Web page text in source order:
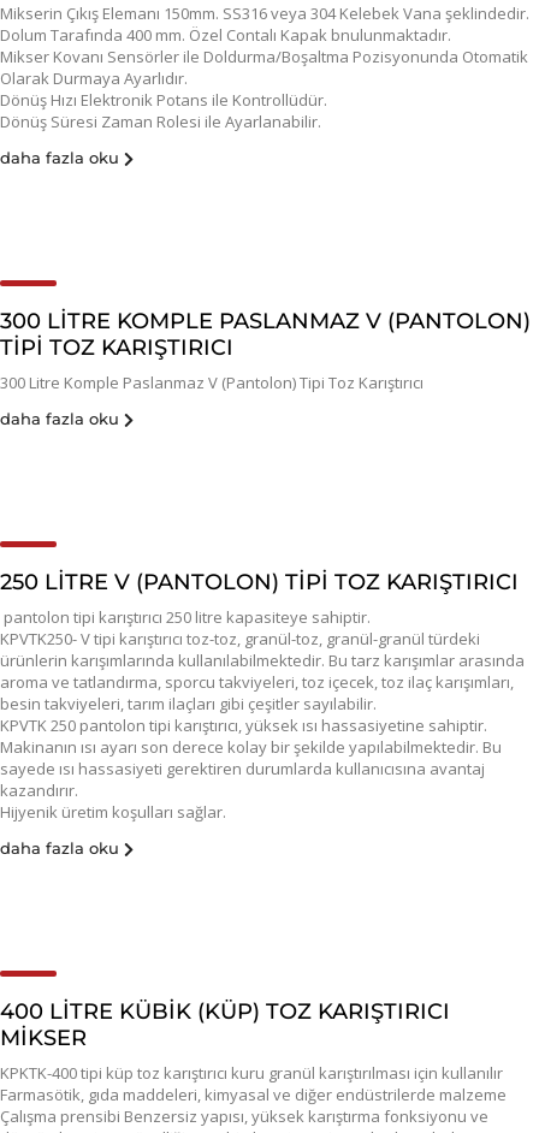
Mikserin Çıkış Elemanı 150mm. SS316 veya 304 Kelebek Vana şeklindedir.
Dolum Tarafında 400 mm. Özel Contalı Kapak bnulunmaktadır.
Mikser Kovanı Sensörler ile Doldurma/Boşaltma Pozisyonunda Otomatik
Olarak Durmaya Ayarlıdır.
Dönüş Hızı Elektronik Potans ile Kontrollüdür.
Dönüş Süresi Zaman Rolesi ile Ayarlanabilir.
daha fazla oku
300 LITRE KOMPLE PASLANMAZ V (PANTOLON)
TIPI TOZ KARIŞTIRICI
300 Litre Komple Paslanmaz V (Pantolon) Tipi Toz Karıştırıcı
daha fazla oku
250 LITRE V (PANTOLON) TIPI TOZ KARIŞTIRICI
pantolon tipi karıştırıcı 250 litre kapasiteye sahiptir.
KPVTK250- V tipi karıştırıcı toz-toz, granül-toz, granül-granül türdeki
ürünlerin karışımlarında kullanılabilmektedir. Bu tarz karışımlar arasında
aroma ve tatlandırma, sporcu takviyeleri, toz içecek, toz ilaç karışımları,
besin takviyeleri, tarım ilaçları gibi çeşitler sayılabilir.
KPVTK 250 pantolon tipi karıştırıcı, yüksek ısı hassasiyetine sahiptir.
Makinanın ısı ayarı son derece kolay bir şekilde yapılabilmektedir. Bu
sayede ısı hassasiyeti gerektiren durumlarda kullanıcısına avantaj
kazandırır.
Hijyenik üretim koşulları sağlar.
daha fazla oku
400 LİTRE KÜBİK (KÜP) TOZ KARIŞTIRICI
MİKSER
KPKTK-400 tipi küp toz karıştırıcı kuru granül karıştırılması için kullanılır
Farmasötik, gıda maddeleri, kimyasal ve diğer endüstrilerde malzeme
Çalışma prensibi Benzersiz yapısı, yüksek karıştırma fonksiyonu ve